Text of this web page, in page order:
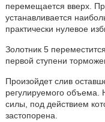
перемещается вверх.
устанавливается
практически нулевое
Золотник 5
первой ступени
Произойдет слив
регулируемого объема.
силы, под действием
застопорена.